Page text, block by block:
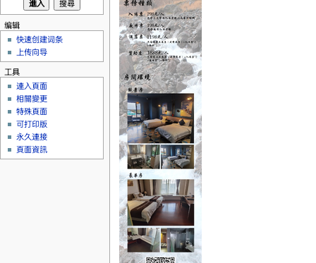
编辑
快速创建词条
上传向导
工具
連入頁面
相關變更
特殊頁面
可打印版
永久連接
頁面資訊